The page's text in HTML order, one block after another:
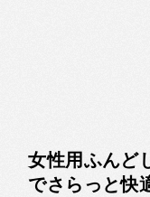
女性用ふんど
でさらっと快